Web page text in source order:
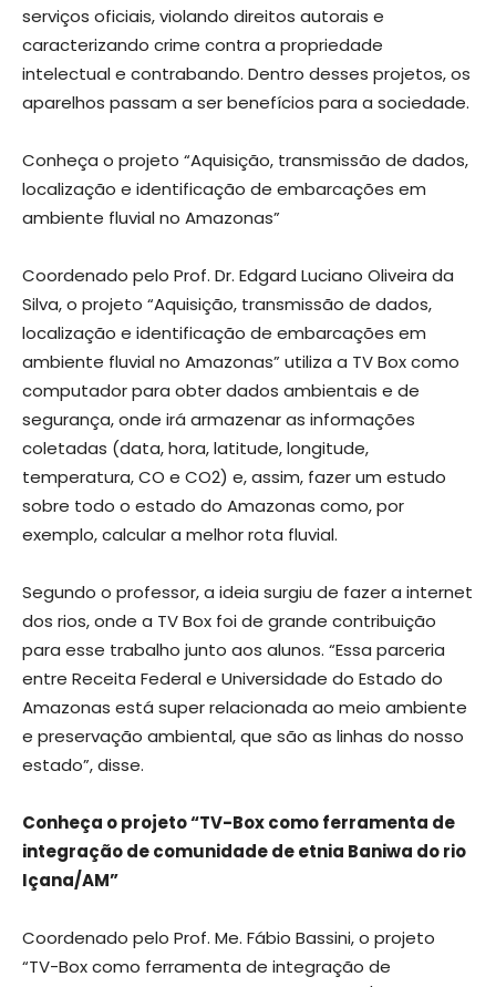
serviços oficiais, violando direitos autorais e
caracterizando crime contra a propriedade
intelectual e contrabando. Dentro desses projetos, os
aparelhos passam a ser benefícios para a sociedade.
Conheça o projeto “Aquisição, transmissão de dados,
localização e identificação de embarcações em
ambiente fluvial no Amazonas”
Coordenado pelo Prof. Dr. Edgard Luciano Oliveira da
Silva, o projeto “Aquisição, transmissão de dados,
localização e identificação de embarcações em
ambiente fluvial no Amazonas” utiliza a TV Box como
computador para obter dados ambientais e de
segurança, onde irá armazenar as informações
coletadas (data, hora, latitude, longitude,
temperatura, CO e CO2) e, assim, fazer um estudo
sobre todo o estado do Amazonas como, por
exemplo, calcular a melhor rota fluvial.
Segundo o professor, a ideia surgiu de fazer a internet
dos rios, onde a TV Box foi de grande contribuição
para esse trabalho junto aos alunos. “Essa parceria
entre Receita Federal e Universidade do Estado do
Amazonas está super relacionada ao meio ambiente
e preservação ambiental, que são as linhas do nosso
estado”, disse.
Conheça o projeto “TV-Box como ferramenta de
integração de comunidade de etnia Baniwa do rio
Içana/AM”
Coordenado pelo Prof. Me. Fábio Bassini, o projeto
“TV-Box como ferramenta de integração de